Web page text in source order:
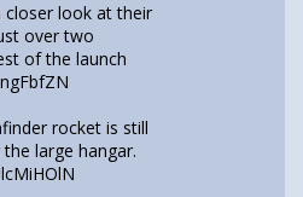
closer look at their
over two
of the launch
rocket is still
large hangar.